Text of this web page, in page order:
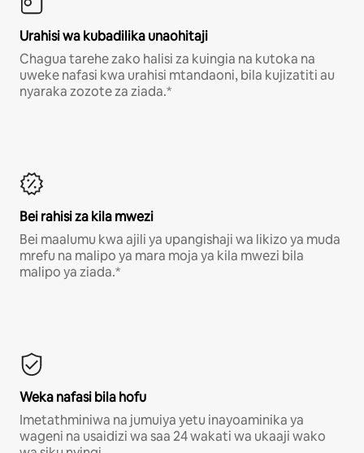
Urahisi wa kubadilika unaohitaji
Chagua tarehe zako halisi za kuingia na kutoka na
uweke nafasi kwa urahisi mtandaoni, bila kujizatiti au
nyaraka zozote za ziada.*
Bei rahisi za kila mwezi
Bei maalumu kwa ajili ya upangishaji wa likizo ya muda
mrefu na malipo ya mara moja ya kila mwezi bila
malipo ya ziada.*
Weka nafasi bila hofu
Imetathminiwa na jumuiya yetu inayoaminika ya
wageni na usaidizi wa saa 24 wakati wa ukaaji wako